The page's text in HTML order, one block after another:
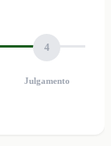
4
Julgamento